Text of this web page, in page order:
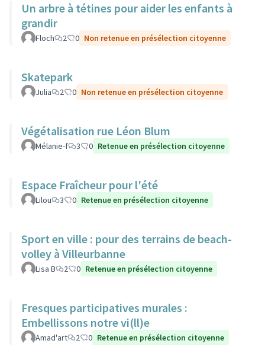
Un arbre à tétines pour aider les enfants à
grandir
Floch 2 0 Non retenue en présélection citoyenne
Skatepark
Julia 2 0 Non retenue en présélection citoyenne
Végétalisation rue Léon Blum
Mélanie-f 3 0 Retenue en présélection citoyenne
Espace Fraîcheur pour l'été
Lilou 3 0 Retenue en présélection citoyenne
Sport en ville : pour des terrains de beach-
volley à Villeurbanne
Lisa B 2 0 Retenue en présélection citoyenne
Fresques participatives murales :
Embellissons notre vi(ll)e
Amad'art 2 0 Retenue en présélection citoyenne